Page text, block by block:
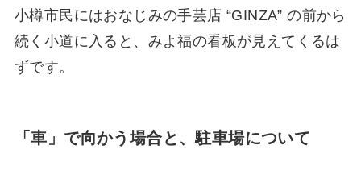
小樽市民にはおなじみの手芸店 “GINZA” の前から
続く小道に入ると、みよ福の看板が見えてくるは
ずです。
「車」で向かう場合と、駐車場について